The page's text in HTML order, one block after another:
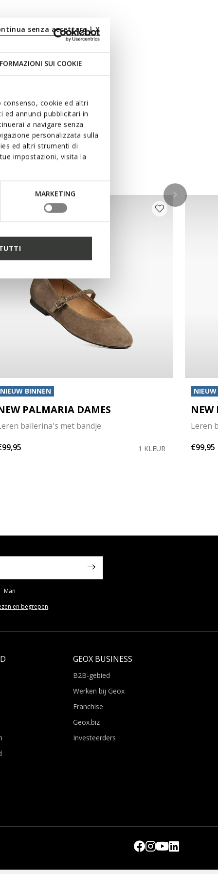
SUI COOKIE
cookie ed altri
ed annunci pubblicitari in
a navigare senza
personalizzata sulla
ed altri strumenti di
impostazioni, visita la
MARKETING
senza accettare | X
NIEUW BINNEN
PALMARIA DAMES
ballerina's met bandje
1 KLEUR
NEW
Leren
€99,95
Man
en begrepen.
GEOX BUSINESS
B2B-gebied
Werken bij Geox
Franchise
Geox.biz
Investeerders